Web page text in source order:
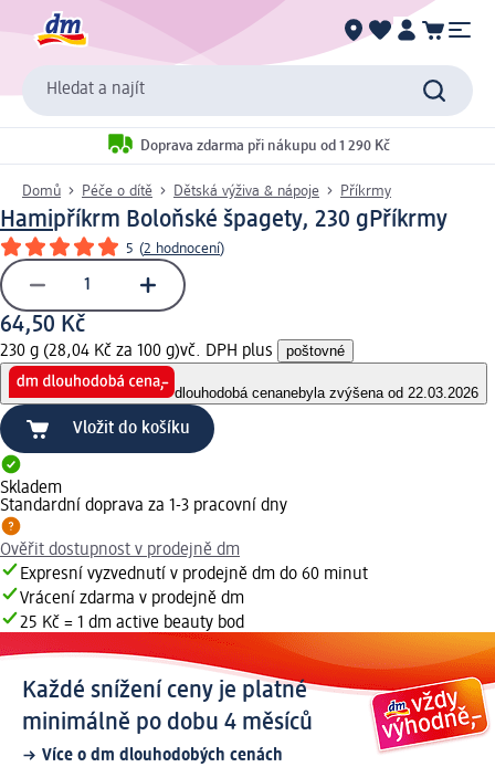
Hledat a najít
Doprava zdarma při nákupu od 1 290 Kč
Domů Péče o dítě Dětská výživa & nápoje Příkrmy
Hamipříkrm Boloňské špagety, 230 gPříkrmy
5 (2 hodnocení)
64,50 Kč
230 g (28,04 Kč za 100 g)vč. DPH plus poštovné
dlouhodobá cenanebyla zvýšena od 22.03.2026
Vložit do košíku
Skladem
Standardní doprava za 1-3 pracovní dny
Ověřit dostupnost v prodejně dm
Expresní vyzvednutí v prodejně dm do 60 minut
Vrácení zdarma v prodejně dm
25 Kč = 1 dm active beauty bod
Každé snížení ceny je platné
minimálně po dobu 4 měsíců
Více o dm dlouhodobých cenách